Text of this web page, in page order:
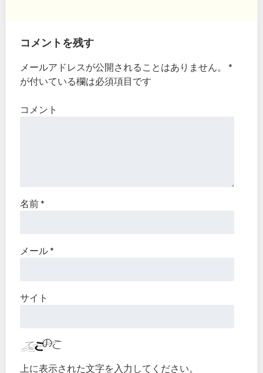
コメントを残す
メールアドレスが公開されることはありません。
*
が付いている欄は必須項目です
コメント
名前*
メール*
サイト
上に表示された文字を入力してください。